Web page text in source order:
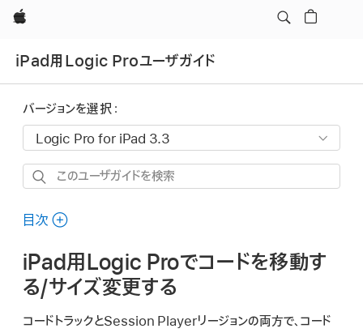
Apple
iPad用Logic Proユーザガイド
バージョンを選択：
こ
ユ
ザ
ガ
ド
目次
iPad用Logic Proでコードを移動す
る/サイズ変更する
コードトラックとSession Playerリージョンの両方で、コード